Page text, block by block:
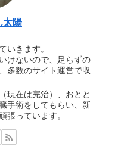
太陽
いきます。
けないので、足らずの
多数のサイト運営で収
現在は完治）、おとと
手術をしてもらい、新
張っています。